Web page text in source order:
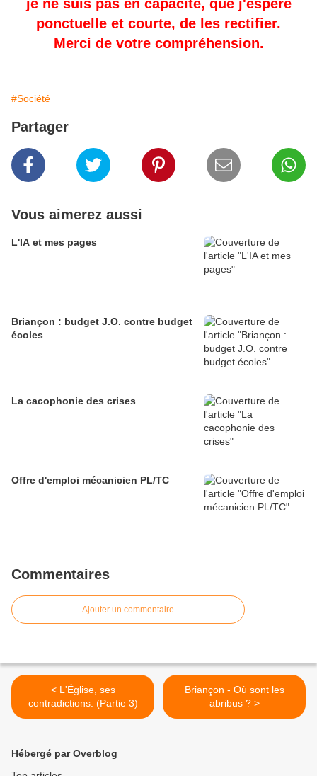
je ne suis pas en capacité, que j'espère
ponctuelle et courte, de les rectifier.
Merci de votre compréhension.
#Société
Partager
Vous aimerez aussi
L'IA et mes pages
Briançon : budget J.O. contre budget
écoles
La cacophonie des crises
Offre d'emploi mécanicien PL/TC
Commentaires
Ajouter un commentaire
< L'Église, ses
contradictions. (Partie 3)
Briançon - Où sont les
abribus ? >
Hébergé par Overblog